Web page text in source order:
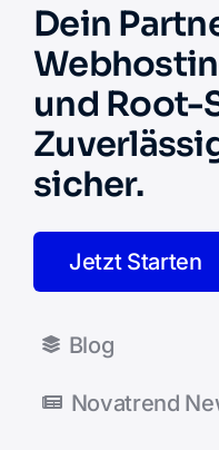
Dein
und Root-
sicher.
Jetzt Starten
Blog
Novatrend